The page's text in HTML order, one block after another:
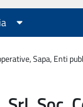
Sapa, Enti